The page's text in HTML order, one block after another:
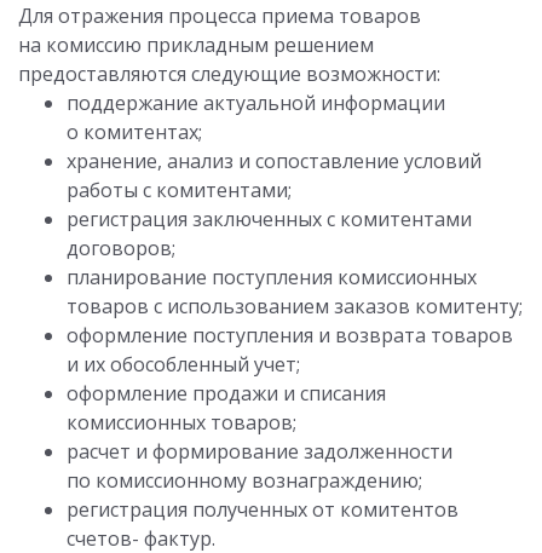
Для отражения процесса приема товаров
на комиссию прикладным решением
предоставляются следующие возможности:
поддержание актуальной информации
о комитентах;
хранение, анализ и сопоставление условий
работы с комитентами;
регистрация заключенных с комитентами
договоров;
планирование поступления комиссионных
товаров с использованием заказов комитенту;
оформление поступления и возврата товаров
и их обособленный учет;
оформление продажи и списания
комиссионных товаров;
расчет и формирование задолженности
по комиссионному вознаграждению;
регистрация полученных от комитентов
счетов- фактур.